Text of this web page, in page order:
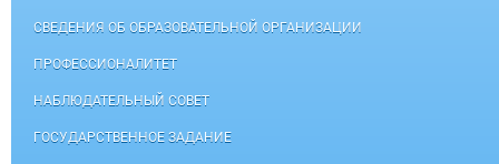
СВЕДЕНИЯ ОБ ОБРАЗОВАТЕЛЬНОЙ ОРГАНИЗАЦИИ
ПРОФЕССИОНАЛИТЕТ
НАБЛЮДАТЕЛЬНЫЙ СОВЕТ
ГОСУДАРСТВЕННОЕ ЗАДАНИЕ